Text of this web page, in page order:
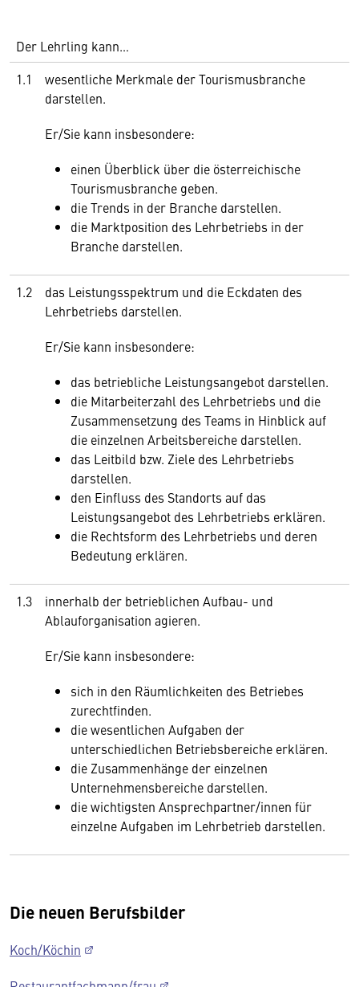
Der Lehrling kann…
1.1
wesentliche Merkmale der Tourismusbranche
darstellen.
Er/Sie kann insbesondere:
einen Überblick über die österreichische
Tourismusbranche geben.
die Trends in der Branche darstellen.
die Marktposition des Lehrbetriebs in der
Branche darstellen.
1.2
das Leistungsspektrum und die Eckdaten des
Lehrbetriebs darstellen.
Er/Sie kann insbesondere:
das betriebliche Leistungsangebot darstellen.
die Mitarbeiterzahl des Lehrbetriebs und die
Zusammensetzung des Teams in Hinblick auf
die einzelnen Arbeitsbereiche darstellen.
das Leitbild bzw. Ziele des Lehrbetriebs
darstellen.
den Einfluss des Standorts auf das
Leistungsangebot des Lehrbetriebs erklären.
die Rechtsform des Lehrbetriebs und deren
Bedeutung erklären.
1.3
innerhalb der betrieblichen Aufbau- und
Ablauforganisation agieren.
Er/Sie kann insbesondere:
sich in den Räumlichkeiten des Betriebes
zurechtfinden.
die wesentlichen Aufgaben der
unterschiedlichen Betriebsbereiche erklären.
die Zusammenhänge der einzelnen
Unternehmensbereiche darstellen.
die wichtigsten Ansprechpartner/innen für
einzelne Aufgaben im Lehrbetrieb darstellen.
Die neuen Berufsbilder
Koch/Köchin